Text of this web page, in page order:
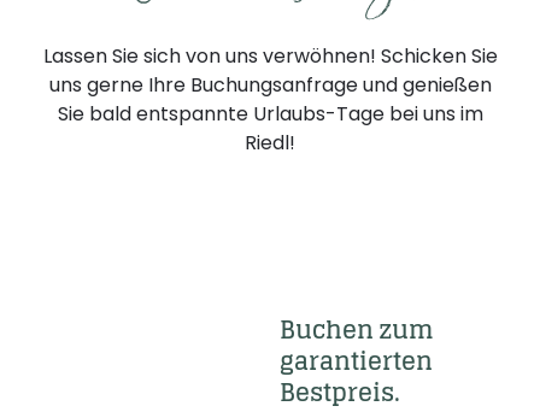
Lassen Sie sich von uns verwöhnen! Schicken Sie
uns gerne Ihre Buchungsanfrage und genießen
Sie bald entspannte Urlaubs-Tage bei uns im
Riedl!
Buchen zum
garantierten
Bestpreis.